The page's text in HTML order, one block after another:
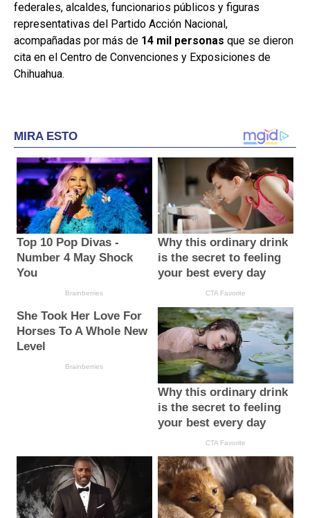
federales, alcaldes, funcionarios públicos y figuras
representativas del Partido Acción Nacional,
acompañadas por más de 14 mil personas que se dieron
cita en el Centro de Convenciones y Exposiciones de
Chihuahua.